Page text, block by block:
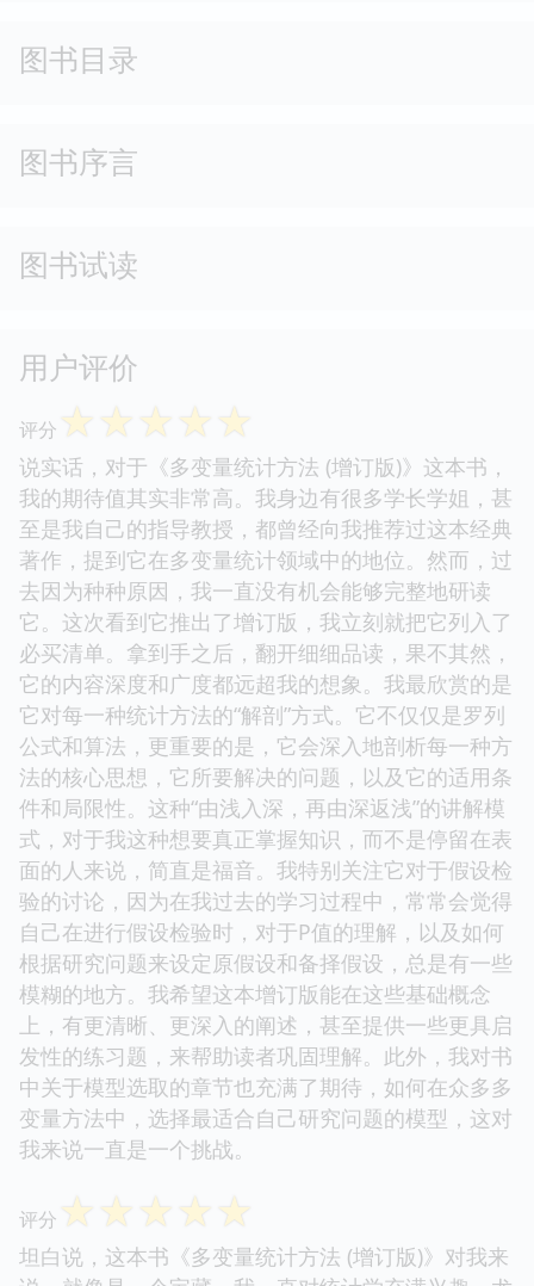
图书目录
图书序言
图书试读
用户评价
评分 ☆☆☆☆☆
说实话，对于《多变量统计方法 (增订版)》这本书，
我的期待值其实非常高。我身边有很多学长学姐，甚
至是我自己的指导教授，都曾经向我推荐过这本经典
著作，提到它在多变量统计领域中的地位。然而，过
去因为种种原因，我一直没有机会能够完整地研读
它。这次看到它推出了增订版，我立刻就把它列入了
必买清单。拿到手之后，翻开细细品读，果不其然，
它的内容深度和广度都远超我的想象。我最欣赏的是
它对每一种统计方法的“解剖”方式。它不仅仅是罗列
公式和算法，更重要的是，它会深入地剖析每一种方
法的核心思想，它所要解决的问题，以及它的适用条
件和局限性。这种“由浅入深，再由深返浅”的讲解模
式，对于我这种想要真正掌握知识，而不是停留在表
面的人来说，简直是福音。我特别关注它对于假设检
验的讨论，因为在我过去的学习过程中，常常会觉得
自己在进行假设检验时，对于P值的理解，以及如何
根据研究问题来设定原假设和备择假设，总是有一些
模糊的地方。我希望这本增订版能在这些基础概念
上，有更清晰、更深入的阐述，甚至提供一些更具启
发性的练习题，来帮助读者巩固理解。此外，我对书
中关于模型选取的章节也充满了期待，如何在众多多
变量方法中，选择最适合自己研究问题的模型，这对
我来说一直是一个挑战。
评分 ☆☆☆☆☆
坦白说，这本书《多变量统计方法 (增订版)》对我来